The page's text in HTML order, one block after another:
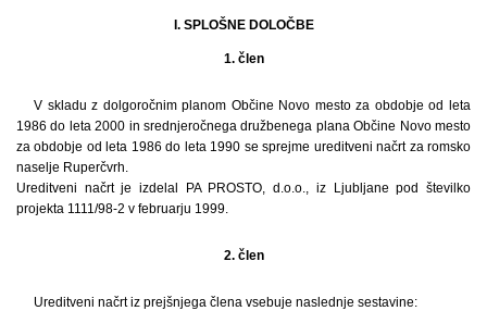
I. SPLOŠNE DOLOČBE
1. člen
V skladu z dolgoročnim planom Občine Novo mesto za obdobje od leta
1986 do leta 2000 in srednjeročnega družbenega plana Občine Novo mesto
za obdobje od leta 1986 do leta 1990 se sprejme ureditveni načrt za romsko
naselje Ruperčvrh.
Ureditveni načrt je izdelal PA PROSTO, d.o.o., iz Ljubljane pod številko
projekta 1111/98-2 v februarju 1999.
2. člen
Ureditveni načrt iz prejšnjega člena vsebuje naslednje sestavine: